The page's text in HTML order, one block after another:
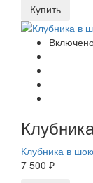
Купить
Клубника в
7 500 ₽